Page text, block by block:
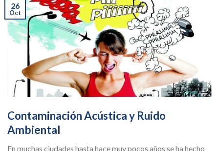
26
Oct
Contaminación Acústica y Ruido
Ambiental
En muchas ciudades hasta hace muy pocos años se ha hecho